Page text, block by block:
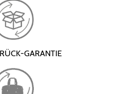
GARANTIE